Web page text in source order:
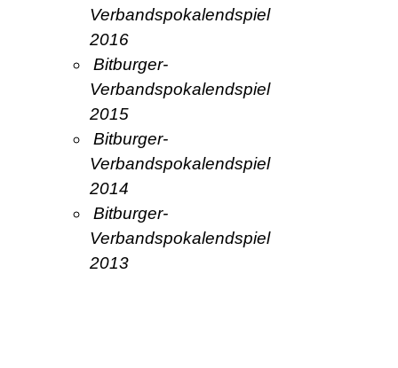
Verbandspokalendspiel
2016
Bitburger-
Verbandspokalendspiel
2015
Bitburger-
Verbandspokalendspiel
2014
Bitburger-
Verbandspokalendspiel
2013